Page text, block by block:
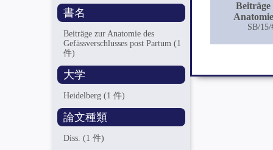
書名
Beiträge zur Anatomie des
Gefässverschlusses post Partum(1
件)
大学
Heidelberg(1 件)
論文種類
Diss.(1 件)
SB/15/